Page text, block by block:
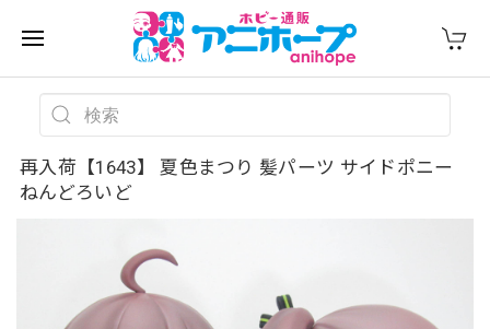
再入荷【1643】 夏色まつり 髪パーツ サイドポニー
ねんどろいど